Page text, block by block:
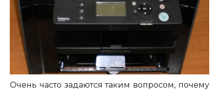
Очень часто задаются таким вопросом, почему